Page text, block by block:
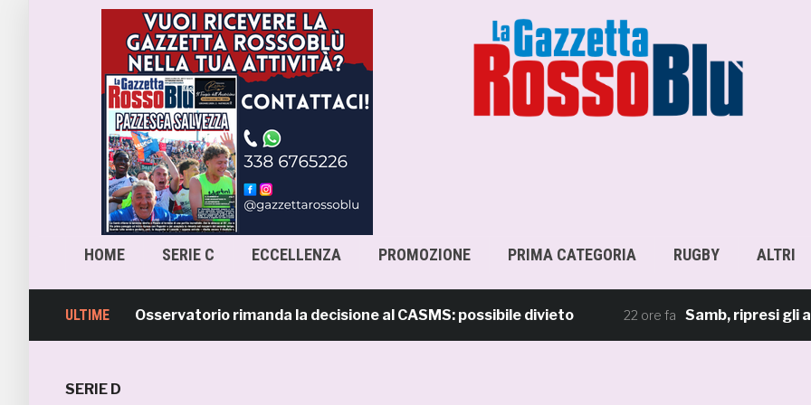
HOME SERIE C ECCELLENZA PROMOZIONE PRIMA CATEGORIA RUGBY ALTRI
ULTIME
Samb, l’Osservatorio rimanda la decisione al CASMS: possibile divieto 22 ore fa Samb, ripresi gli
SERIE D